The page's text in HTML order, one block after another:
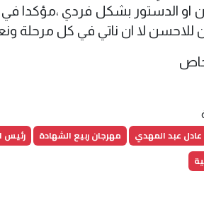
او الدستور بشكل فردي ،مؤكدا
للاحسن لا ان ناتي في كل مرحلة
عادل عبد المهدي مهرجان ربيع الشهادة رئيس